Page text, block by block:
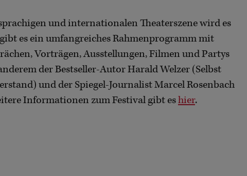
und internationalen Theaterszene wird es
es ein umfangreiches Rahmenprogramm mit
Vorträgen, Ausstellungen, Filmen und Partys
der Bestseller-Autor Harald Welzer (Selbst
und der Spiegel-Journalist Marcel Rosenbach
Informationen zum Festival gibt eshier.